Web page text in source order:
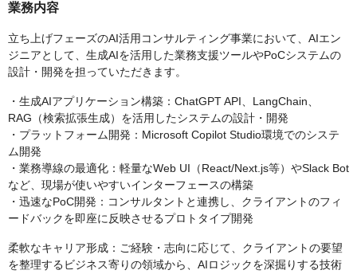
業務内容
立ち上げフェーズのAI活用コンサルティング事業において、AIエン
ジニアとして、生成AIを活用した業務支援ツールやPoCシステムの
設計・開発を担っていただきます。
・生成AIアプリケーション構築：ChatGPT API、LangChain、
RAG（検索拡張生成）を活用したシステムの設計・開発
・プラットフォーム開発：Microsoft Copilot Studio環境でのシステ
ム開発
・業務導線の最適化：軽量なWeb UI（React/Next.js等）やSlack Bot
など、現場が使いやすいインターフェースの構築
・迅速なPoC開発：コンサルタントと連携し、クライアントのフィ
ードバックを即座に反映させるプロトタイプ開発
柔軟なキャリア形成：ご経験・志向に応じて、クライアントの要望
を整理するビジネス寄りの領域から、AIロジックを深掘りする技術